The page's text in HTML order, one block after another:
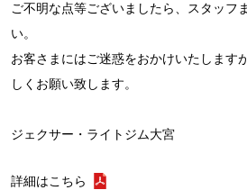
ご不明な点等ございましたら、スタッフ
い。
お客さまにはご迷惑をおかけいたします
しくお願い致します。
ジェクサー・ライトジム大宮
詳細はこちら